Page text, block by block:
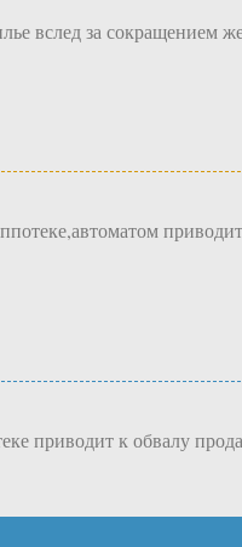
вслед за сокращением
приводит к обвалу